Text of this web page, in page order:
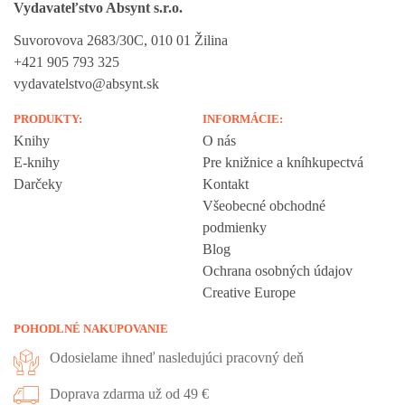
Vydavateľstvo Absynt s.r.o.
Suvorovova 2683/30C, 010 01 Žilina
+421 905 793 325
vydavatelstvo@absynt.sk
PRODUKTY:
Knihy
E-knihy
Darčeky
INFORMÁCIE:
O nás
Pre knižnice a kníhkupectvá
Kontakt
Všeobecné obchodné
podmienky
Blog
Ochrana osobných údajov
Creative Europe
POHODLNÉ NAKUPOVANIE
Odosielame ihneď nasledujúci pracovný deň
Doprava zdarma už od 49 €